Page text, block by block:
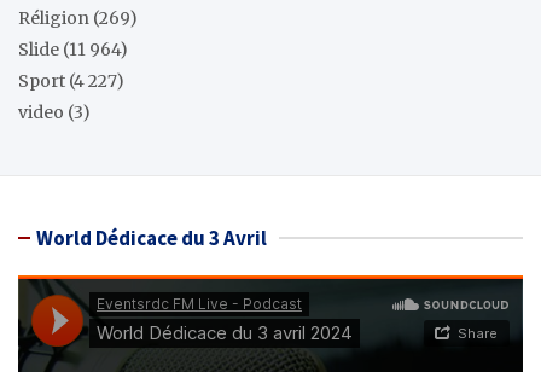
Réligion (269)
Slide (11 964)
Sport (4 227)
video (3)
World Dédicace du 3 Avril